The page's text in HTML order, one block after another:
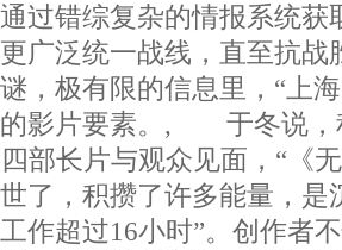
过错综复杂的情报系统获
广泛统一战线，直至抗
，极有限的信息里，“上
的影片要素。, 于冬说，
部长片与观众见面，“《
了，积攒了许多能量，是
作超过16小时”。创作者